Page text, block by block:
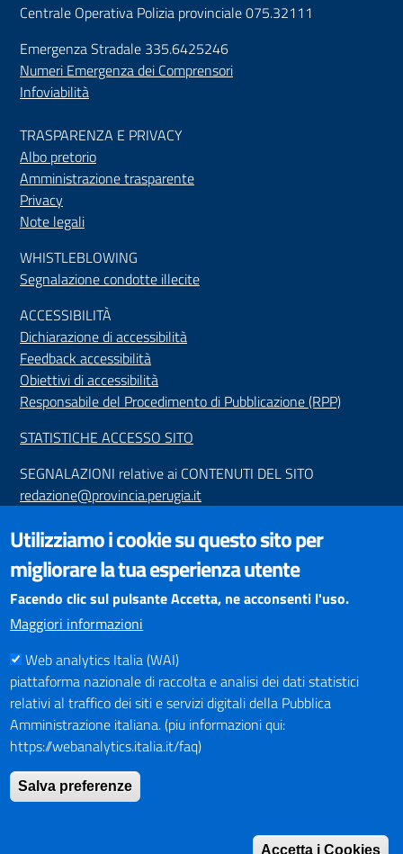
Centrale Operativa Polizia provinciale 075.32111
Emergenza Stradale 335.6425246
Numeri Emergenza dei Comprensori
Infoviabilità
TRASPARENZA E PRIVACY
Albo pretorio
Amministrazione trasparente
Privacy
Note legali
WHISTLEBLOWING
Segnalazione condotte illecite
ACCESSIBILITÀ
Dichiarazione di accessibilità
Feedback accessibilità
Obiettivi di accessibilità
Responsabile del Procedimento di Pubblicazione (RPP)
STATISTICHE ACCESSO SITO
SEGNALAZIONI relative ai CONTENUTI DEL SITO
redazione@provincia.perugia.it
VISUALIZZAZIONE CONTENUTI
Il sito internet della Provincia di Perugia è ottimizzato per
essere visualizzato dai principali browser aggiornati. L'uso di
browser non aggiornati può creare problemi di visualizzazione
dei contenuti.
PAGAMENTI
SOCIAL NETWORKS
Pagina Facebook
Profilo Instagram
Utilizziamo i cookie su questo sito per
migliorare la tua esperienza utente
Facendo clic sul pulsante Accetta, ne acconsenti l'uso.
Maggiori informazioni
Web analytics Italia (WAI)
piattaforma nazionale di raccolta e analisi dei dati statistici
relativi al traffico dei siti e servizi digitali della Pubblica
Amministrazione italiana. (piu informazioni qui:
https://webanalytics.italia.it/faq)
Salva preferenze
Accetta i Cookies